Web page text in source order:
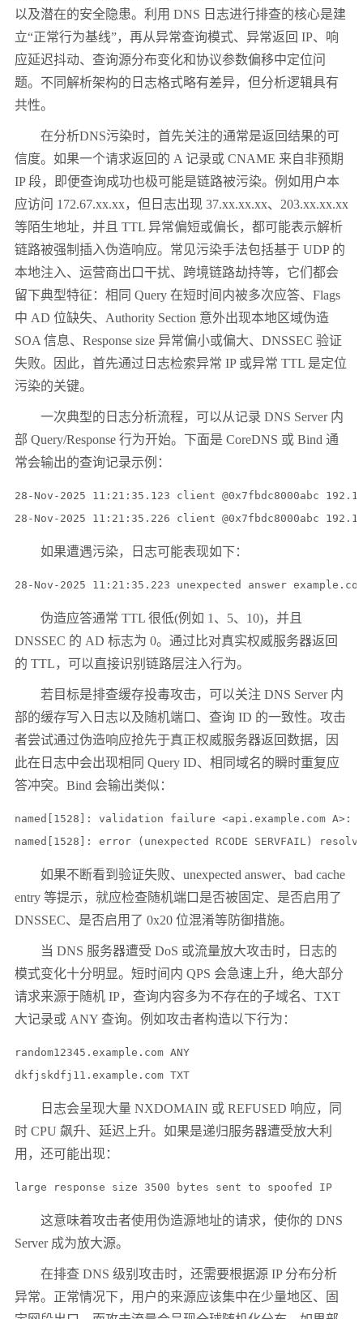
以及潜在的安全隐患。利用 DNS 日志进行排查的核心是建
立“正常行为基线”，再从异常查询模式、异常返回 IP、响
应延迟抖动、查询源分布变化和协议参数偏移中定位问
题。不同解析架构的日志格式略有差异，但分析逻辑具有
共性。
在分析DNS污染时，首先关注的通常是返回结果的可
信度。如果一个请求返回的 A 记录或 CNAME 来自非预期
IP 段，即便查询成功也极可能是链路被污染。例如用户本
应访问 172.67.xx.xx，但日志出现 37.xx.xx.xx、203.xx.xx.xx
等陌生地址，并且 TTL 异常偏短或偏长，都可能表示解析
链路被强制插入伪造响应。常见污染手法包括基于 UDP 的
本地注入、运营商出口干扰、跨境链路劫持等，它们都会
留下典型特征：相同 Query 在短时间内被多次应答、Flags
中 AD 位缺失、Authority Section 意外出现本地区域伪造
SOA 信息、Response size 异常偏小或偏大、DNSSEC 验证
失败。因此，首先通过日志检索异常 IP 或异常 TTL 是定位
污染的关键。
一次典型的日志分析流程，可以从记录 DNS Server 内
部 Query/Response 行为开始。下面是 CoreDNS 或 Bind 通
常会输出的查询记录示例：
28-Nov-2025 11:21:35.123 client @0x7fbdc8000abc
如果遭遇污染，日志可能表现如下：
28-Nov-2025 11:21:35.223 unexpected answer
伪造应答通常 TTL 很低(例如 1、5、10)，并且
DNSSEC 的 AD 标志为 0。通过比对真实权威服务器返回
的 TTL，可以直接识别链路层注入行为。
若目标是排查缓存投毒攻击，可以关注 DNS Server 内
部的缓存写入日志以及随机端口、查询 ID 的一致性。攻击
者尝试通过伪造响应抢先于真正权威服务器返回数据，因
此在日志中会出现相同 Query ID、相同域名的瞬时重复应
答冲突。Bind 会输出类似：
named[1528]: validation failure <api.example.com A>:
如果不断看到验证失败、unexpected answer、bad cache
entry 等提示，就应检查随机端口是否被固定、是否启用了
DNSSEC、是否启用了 0x20 位混淆等防御措施。
当 DNS 服务器遭受 DoS 或流量放大攻击时，日志的
模式变化十分明显。短时间内 QPS 会急速上升，绝大部分
请求来源于随机 IP，查询内容多为不存在的子域名、TXT
大记录或 ANY 查询。例如攻击者构造以下行为：
random12345.example.com ANY
日志会呈现大量 NXDOMAIN 或 REFUSED 响应，同
时 CPU 飙升、延迟上升。如果是递归服务器遭受放大利
用，还可能出现：
large response size 3500 bytes sent to spoofed IP
这意味着攻击者使用伪造源地址的请求，使你的 DNS
Server 成为放大源。
在排查 DNS 级别攻击时，还需要根据源 IP 分布分析
异常。正常情况下，用户的来源应该集中在少量地区、固